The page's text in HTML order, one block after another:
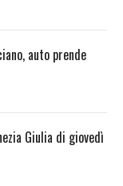
auto prende
Giulia di giovedì